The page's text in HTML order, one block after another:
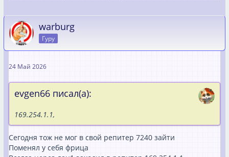
warburg
Гуру
24 Май 2026
evgen66 писал(а):
169.254.1.1,
Сегодня тож не мог в свой репитер 7240 зайти
Поменял у себя фрица